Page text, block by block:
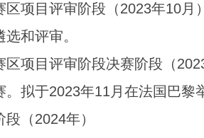
区项目评审阶段（2023年10月
和评审。
区项目评审阶段决赛阶段（
。拟于2023年11月在法国巴黎
段（2024年）